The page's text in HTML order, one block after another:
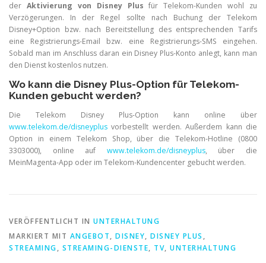
der Aktivierung von Disney Plus für Telekom-Kunden wohl zu
Verzögerungen. In der Regel sollte nach Buchung der Telekom
Disney+Option bzw. nach Bereitstellung des entsprechenden Tarifs
eine Registrierungs-Email bzw. eine Registrierungs-SMS eingehen.
Sobald man im Anschluss daran ein Disney Plus-Konto anlegt, kann man
den Dienst kostenlos nutzen.
Wo kann die Disney Plus-Option für Telekom-
Kunden gebucht werden?
Die Telekom Disney Plus-Option kann online über
www.telekom.de/disneyplus vorbestellt werden. Außerdem kann die
Option in einem Telekom Shop, über die Telekom-Hotline (0800
3303000), online auf www.telekom.de/disneyplus, über die
MeinMagenta-App oder im Telekom-Kundencenter gebucht werden.
VERÖFFENTLICHT IN UNTERHALTUNG
MARKIERT MIT ANGEBOT, DISNEY, DISNEY PLUS,
STREAMING, STREAMING-DIENSTE, TV, UNTERHALTUNG